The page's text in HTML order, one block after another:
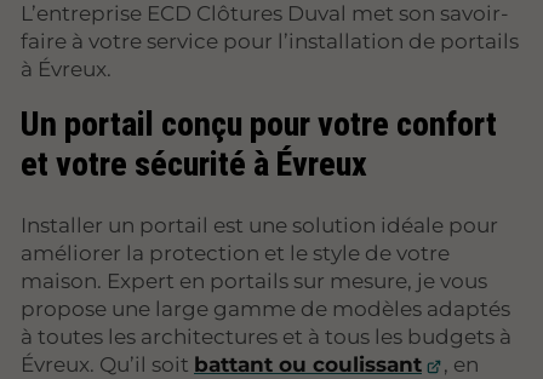
L’entreprise ECD Clôtures Duval met son savoir-
faire à votre service pour l’installation de portails
à Évreux.
Un portail conçu pour votre confort
et votre sécurité à Évreux
Installer un portail est une solution idéale pour
améliorer la protection et le style de votre
maison. Expert en portails sur mesure, je vous
propose une large gamme de modèles adaptés
à toutes les architectures et à tous les budgets à
Évreux. Qu’il soit battant ou coulissant
, en